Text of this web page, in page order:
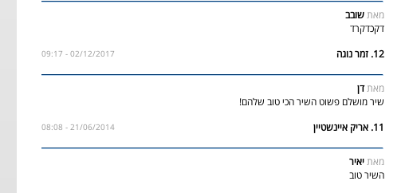
מאתשובב
דקכדקרד
12. זמר נוגה
02/12/2017 - 09:17
מאתדן
שיר מושלם פשוט השיר הכי טוב שלהם!
11. אריק איינשטיין
21/06/2014 - 08:08
מאתיאיר
השיר טוב